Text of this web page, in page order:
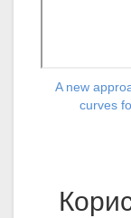
A new
curves